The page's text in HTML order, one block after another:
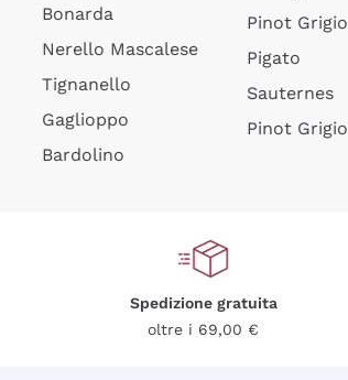
Bonarda
Nerello Mascalese
Tignanello
Gaglioppo
Bardolino
Pinot Grigio
Pigato
Sauternes
Pinot Grigio
Spedizione gratuita
oltre i 69,00 €